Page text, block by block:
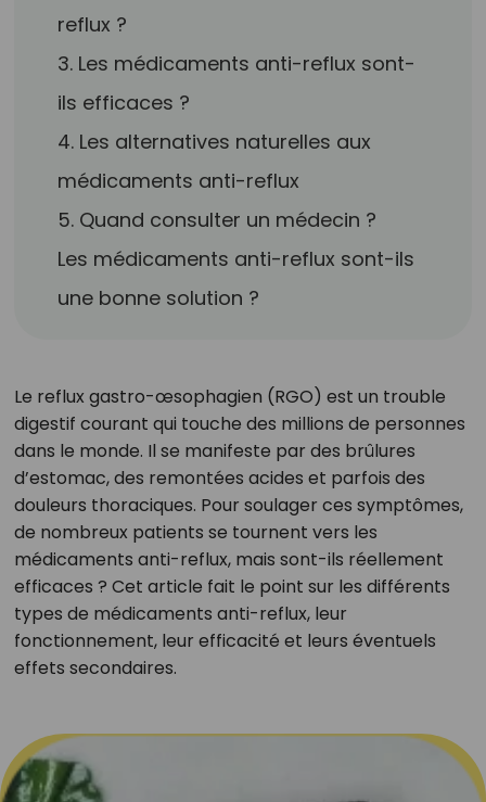
reflux ?
3. Les médicaments anti-reflux sont-
ils efficaces ?
4. Les alternatives naturelles aux
médicaments anti-reflux
5. Quand consulter un médecin ?
Les médicaments anti-reflux sont-ils
une bonne solution ?
Le reflux gastro-œsophagien (RGO) est un trouble
digestif courant qui touche des millions de personnes
dans le monde. Il se manifeste par des brûlures
d’estomac, des remontées acides et parfois des
douleurs thoraciques. Pour soulager ces symptômes,
de nombreux patients se tournent vers les
médicaments anti-reflux, mais sont-ils réellement
efficaces ? Cet article fait le point sur les différents
types de médicaments anti-reflux, leur
fonctionnement, leur efficacité et leurs éventuels
effets secondaires.